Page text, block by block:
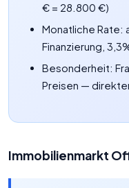
€ = 28.800 €)
Monatliche Rate:
Finanzierung,
Besonderheit:
Preisen —
Immobilienmarkt